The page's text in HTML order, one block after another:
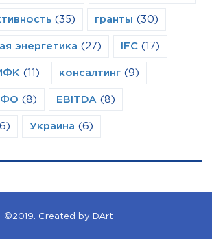
(35) гранты (30)
энергетика (27) IFC (17)
(11) консалтинг (9)
(8) EBITDA (8)
Украина (6)
©2019. Created by DArt